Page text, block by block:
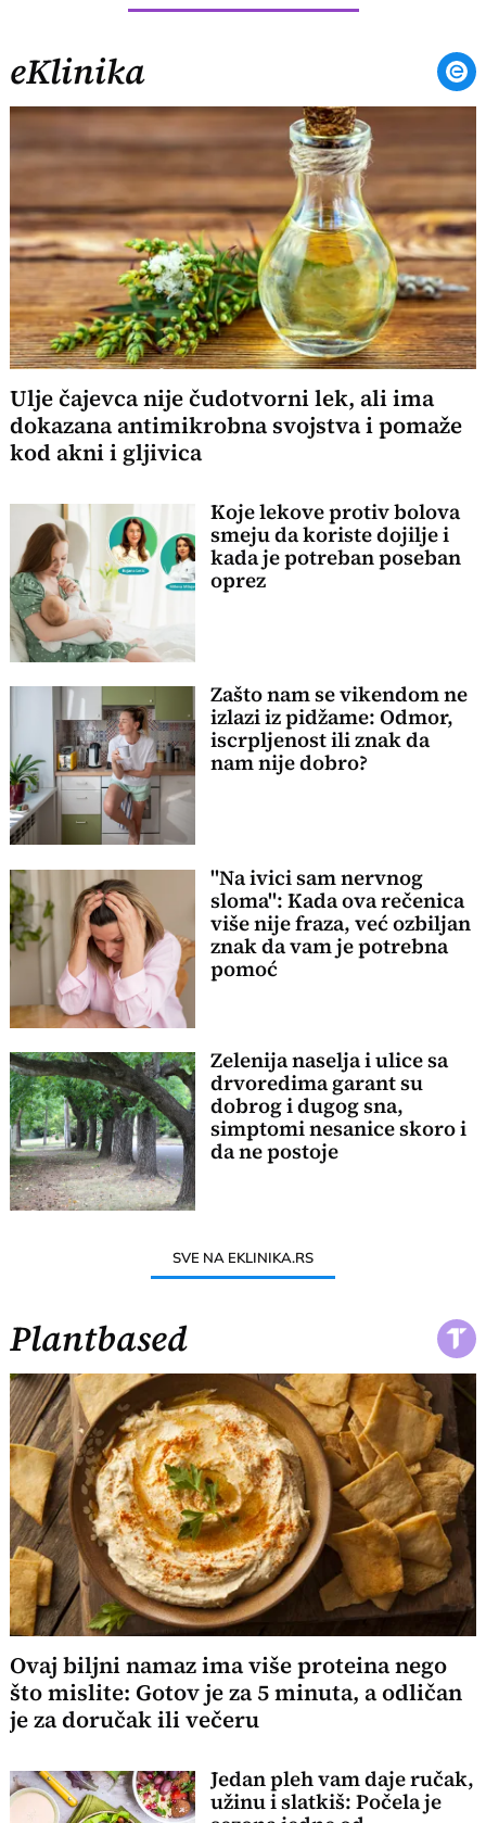
eKlinika
Ulje čajevca nije čudotvorni lek, ali ima
dokazana antimikrobna svojstva i pomaže
kod akni i gljivica
Koje lekove protiv bolova
smeju da koriste dojilje i
kada je potreban poseban
oprez
Zašto nam se vikendom ne
izlazi iz pidžame: Odmor,
iscrpljenost ili znak da
nam nije dobro?
"Na ivici sam nervnog
sloma": Kada ova rečenica
više nije fraza, već ozbiljan
znak da vam je potrebna
pomoć
Zelenija naselja i ulice sa
drvoredima garant su
dobrog i dugog sna,
simptomi nesanice skoro i
da ne postoje
SVE NA EKLINIKA.RS
Plantbased
Ovaj biljni namaz ima više proteina nego
što mislite: Gotov je za 5 minuta, a odličan
je za doručak ili večeru
Jedan pleh vam daje ručak,
užinu i slatkiš: Počela je